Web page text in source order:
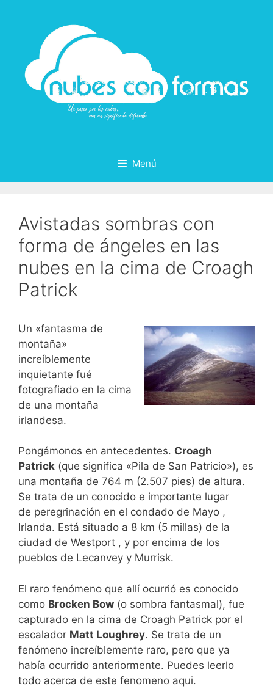
contenido
Menú
Avistadas sombras con
forma de ángeles en las
nubes en la cima de Croagh
Patrick
Un «fantasma de
montaña»
increíblemente
inquietante fué
fotografiado en la cima
de una montaña
irlandesa.
Pongámonos en antecedentes. Croagh
Patrick (que significa «Pila de San Patricio»), es
una montaña de 764 m (2.507 pies) de altura.
Se trata de un conocido e importante lugar
de peregrinación en el condado de Mayo ,
Irlanda. Está situado a 8 km (5 millas) de la
ciudad de Westport , y por encima de los
pueblos de Lecanvey y Murrisk.
El raro fenómeno que allí ocurrió es conocido
como Brocken Bow (o sombra fantasmal), fue
capturado en la cima de Croagh Patrick por el
escalador Matt Loughrey. Se trata de un
fenómeno increíblemente raro, pero que ya
había ocurrido anteriormente. Puedes leerlo
todo acerca de este fenomeno aqui.